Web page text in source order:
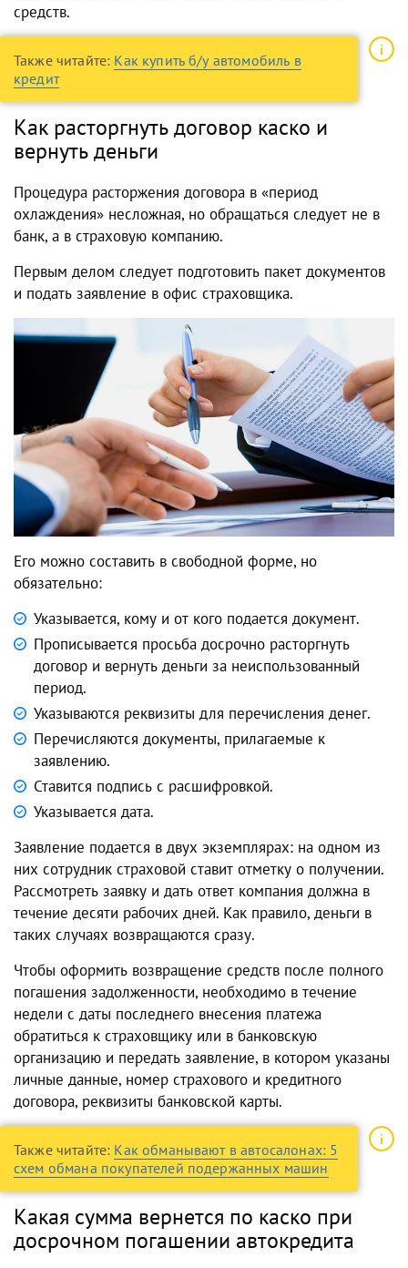
средств.
Также читайте: Как купить б/у автомобиль в
кредит
Как расторгнуть договор каско и
вернуть деньги
Процедура расторжения договора в «период
охлаждения» несложная, но обращаться следует не в
банк, а в страховую компанию.
Первым делом следует подготовить пакет документов
и подать заявление в офис страховщика.
Его можно составить в свободной форме, но
обязательно:
Указывается, кому и от кого подается документ.
Прописывается просьба досрочно расторгнуть
договор и вернуть деньги за неиспользованный
период.
Указываются реквизиты для перечисления денег.
Перечисляются документы, прилагаемые к
заявлению.
Ставится подпись с расшифровкой.
Указывается дата.
Заявление подается в двух экземплярах: на одном из
них сотрудник страховой ставит отметку о получении.
Рассмотреть заявку и дать ответ компания должна в
течение десяти рабочих дней. Как правило, деньги в
таких случаях возвращаются сразу.
Чтобы оформить возвращение средств после полного
погашения задолженности, необходимо в течение
недели с даты последнего внесения платежа
обратиться к страховщику или в банковскую
организацию и передать заявление, в котором указаны
личные данные, номер страхового и кредитного
договора, реквизиты банковской карты.
Также читайте: Как обманывают в автосалонах: 5
схем обмана покупателей подержанных машин
Какая сумма вернется по каско при
досрочном погашении автокредита